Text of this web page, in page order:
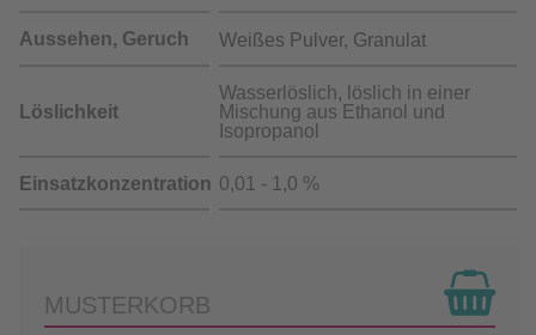
Aussehen, Geruch Weißes Pulver, Granulat
Löslichkeit
Wasserlöslich, löslich in einer
Mischung aus Ethanol und
Isopropanol
Einsatzkonzentration 0,01 - 1,0 %
MUSTERKORB